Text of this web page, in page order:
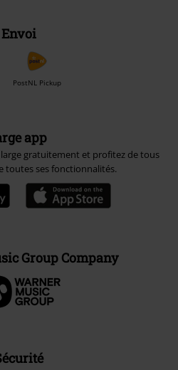
Envoi
PostNL Pickup
app
gratuitement et profitez de tous
toutes ses fonctionnalités.
Group Company